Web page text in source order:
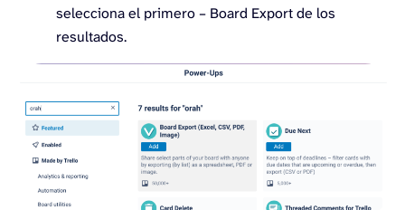
selecciona el primero – Board Export de los
resultados.